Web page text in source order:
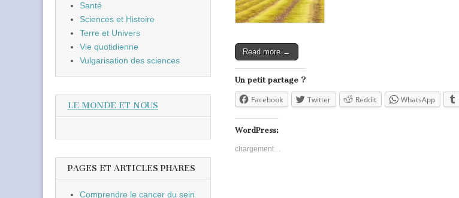
Read more →
Un petit partage ?
Facebook Twitter Reddit WhatsApp
WordPress:
chargement…
Santé
Sciences et Histoire
Terre et Univers
Vie quotidienne
Vulgarisation des sciences
LE MONDE ET NOUS
PAGES ET ARTICLES PHARES
Comprendre le cancer du sein